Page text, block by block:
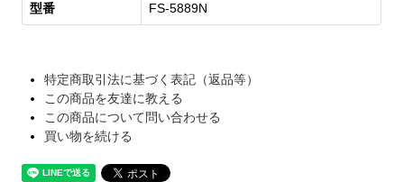
型番 FS-5889N
特定商取引法に基づく表記（返品等）
この商品を友達に教える
この商品について問い合わせる
買い物を続ける